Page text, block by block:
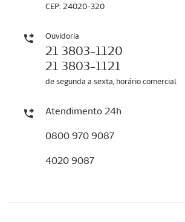
CEP: 24020-320
Ouvidoria
21 3803-1120
21 3803-1121
de segunda a sexta, horário comercial
Atendimento 24h
0800 970 9087
4020 9087